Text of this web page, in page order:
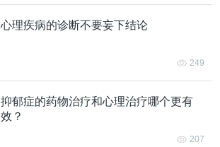
心理疾病的诊断不要妄下结论
249
抑郁症的药物治疗和心理治疗哪个更有
效？
207